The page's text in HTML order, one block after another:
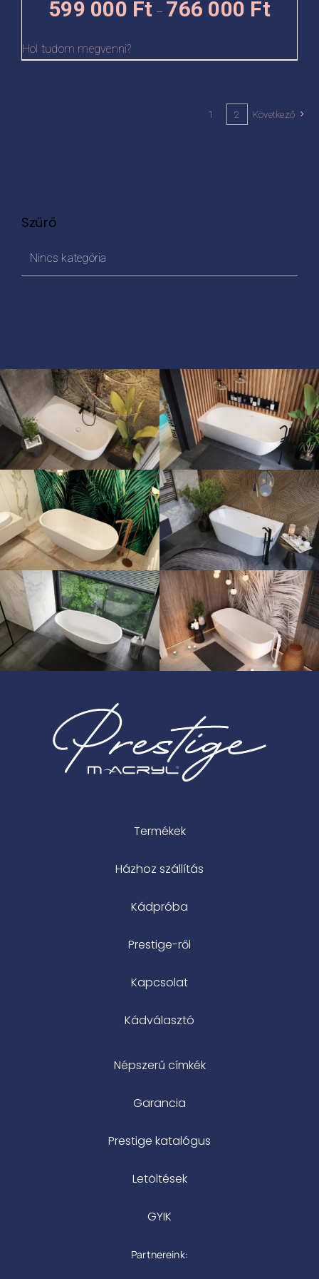
599 000 Ft – 766 000 Ft599
-
Hol tudom megvenni?
1 2 Következő
Szűrő
Nincs kategória
Termékek
Házhoz szállítás
Kádpróba
Prestige-ről
Kapcsolat
Kádválasztó
Népszerű címkék
Garancia
Prestige katalógus
Letöltések
GYIK
Partnereink: